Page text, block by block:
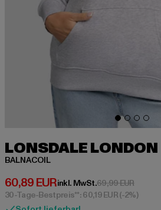
LONSDALE LONDON
BALNACOIL
60,89 EUR
Derzeitiger Preis: 60,89 EUR
inkl. MwSt.69,99 EUR
30-Tage-Bestpreis**: 60,19 EUR(-2%)